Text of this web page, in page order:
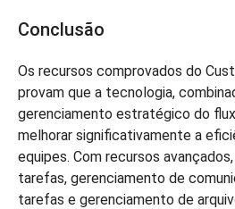
Conclusão
Os recursos comprovados do
provam que a tecnologia,
gerenciamento estratégico do
melhorar significativamente a
equipes. Com recursos
tarefas, gerenciamento de
tarefas e gerenciamento de